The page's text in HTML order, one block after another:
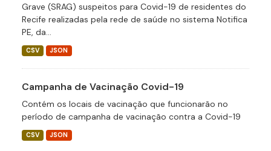
Grave (SRAG) suspeitos para Covid-19 de residentes do
Recife realizadas pela rede de saúde no sistema Notifica
PE, da...
CSV JSON
Campanha de Vacinação Covid-19
Contém os locais de vacinação que funcionarão no
período de campanha de vacinação contra a Covid-19
CSV JSON